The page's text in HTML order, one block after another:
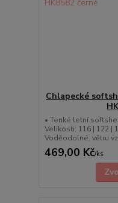
Chlapecké
• Tenké letní
Velikosti: 116 | 122 |
Voděodolné, větru
469,00 Kč/ks